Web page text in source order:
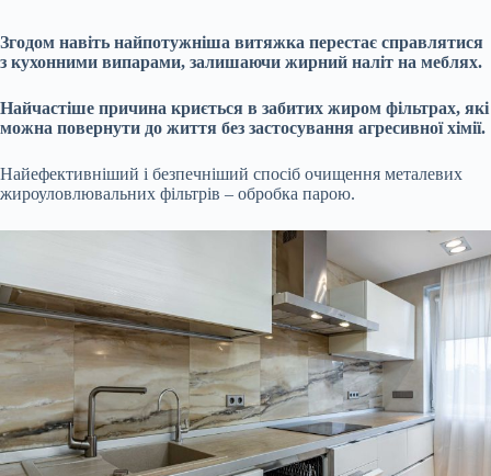
Згодом навіть найпотужніша витяжка перестає справлятися
з кухонними випарами, залишаючи жирний наліт на меблях.
Найчастіше причина криється в забитих жиром фільтрах, які
можна повернути до життя без застосування агресивної хімії.
Найефективніший і безпечніший спосіб очищення металевих
жироуловлювальних фільтрів – обробка парою.